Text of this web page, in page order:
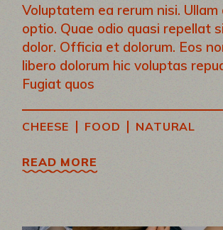
Voluptatem ea rerum nisi. Ullam
optio. Quae odio quasi repellat
dolor. Officia et dolorum. Eos
libero dolorum hic voluptas
Fugiat quos
CHEESE | FOOD | NATURAL
READ MORE